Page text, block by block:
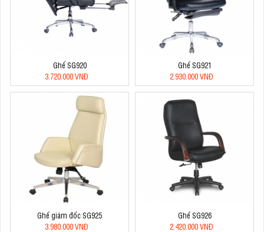
Ghế SG920
3.720.000 VNĐ
Ghế SG921
2.930.000 VNĐ
Ghế giám đốc SG925
3.980.000 VNĐ
Ghế SG926
2.420.000 VNĐ